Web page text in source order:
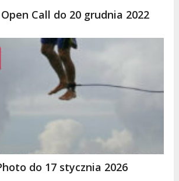
Call do 20 grudnia 2022
do 17 stycznia 2026